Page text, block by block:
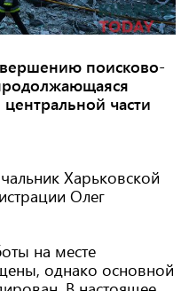
поисково-
части
Харьковской
Олег
на месте
однако основной